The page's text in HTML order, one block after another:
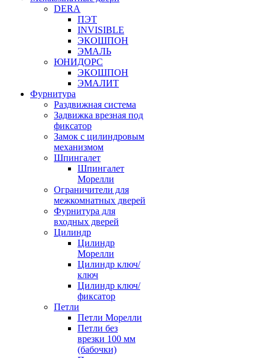
DERA
ПЭТ
INVISIBLE
ЭКОШПОН
ЭМАЛЬ
ЮНИДОРС
ЭКОШПОН
ЭМАЛИТ
Фурнитура
Раздвижная система
Задвижка врезная под
фиксатор
Замок с цилиндровым
механизмом
Шпингалет
Шпингалет
Морелли
Ограничители для
межкомнатных дверей
Фурнитура для
входных дверей
Цилиндр
Цилиндр
Морелли
Цилиндр ключ/
ключ
Цилиндр ключ/
фиксатор
Петли
Петли Морелли
Петли без
врезки 100 мм
(бабочки)